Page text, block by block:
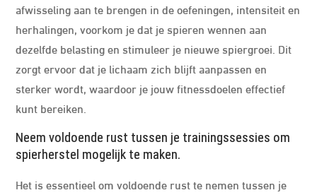
afwisseling aan te brengen in de oefeningen, intensiteit en
herhalingen, voorkom je dat je spieren wennen aan
dezelfde belasting en stimuleer je nieuwe spiergroei. Dit
zorgt ervoor dat je lichaam zich blijft aanpassen en
sterker wordt, waardoor je jouw fitnessdoelen effectief
kunt bereiken.
Neem voldoende rust tussen je trainingssessies om
spierherstel mogelijk te maken.
Het is essentieel om voldoende rust te nemen tussen je